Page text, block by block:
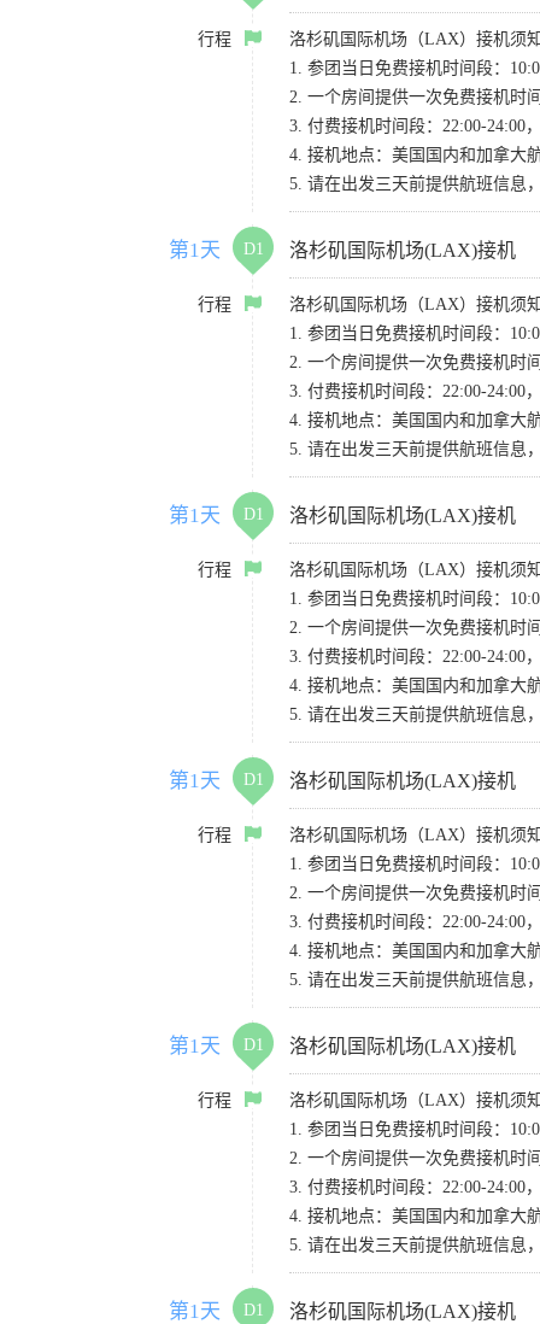
行程
洛杉矶国际机场（LAX）接机须
1. 参团当日免费接机时间段：
2. 一个房间提供一次免费接机时
3. 付费接机时间段：22:00-24:00
4. 接机地点：美国国内和加拿大
5. 请在出发三天前提供航班信息
第1天 D1 洛杉矶国际机场(LAX)接机
行程
洛杉矶国际机场（LAX）接机须
1. 参团当日免费接机时间段：
2. 一个房间提供一次免费接机时
3. 付费接机时间段：22:00-24:00
4. 接机地点：美国国内和加拿大
5. 请在出发三天前提供航班信息
第1天 D1 洛杉矶国际机场(LAX)接机
行程
洛杉矶国际机场（LAX）接机须
1. 参团当日免费接机时间段：
2. 一个房间提供一次免费接机时
3. 付费接机时间段：22:00-24:00
4. 接机地点：美国国内和加拿大
5. 请在出发三天前提供航班信息
第1天 D1 洛杉矶国际机场(LAX)接机
行程
洛杉矶国际机场（LAX）接机须
1. 参团当日免费接机时间段：
2. 一个房间提供一次免费接机时
3. 付费接机时间段：22:00-24:00
4. 接机地点：美国国内和加拿大
5. 请在出发三天前提供航班信息
第1天 D1 洛杉矶国际机场(LAX)接机
行程
洛杉矶国际机场（LAX）接机须
1. 参团当日免费接机时间段：
2. 一个房间提供一次免费接机时
3. 付费接机时间段：22:00-24:00
4. 接机地点：美国国内和加拿大
5. 请在出发三天前提供航班信息
第1天 D1 洛杉矶国际机场(LAX)接机